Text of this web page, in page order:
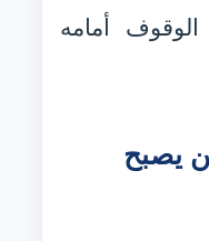
أمامه
يصبح